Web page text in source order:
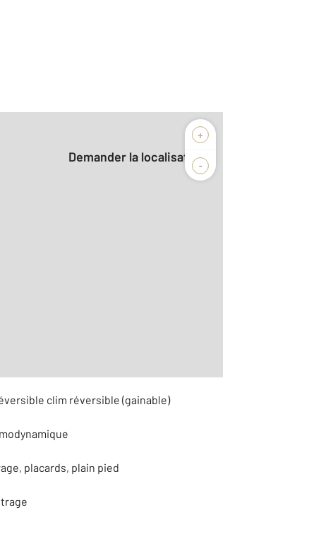
+
-
Demander la localisation
clim réversible (gainable)
placards, plain pied